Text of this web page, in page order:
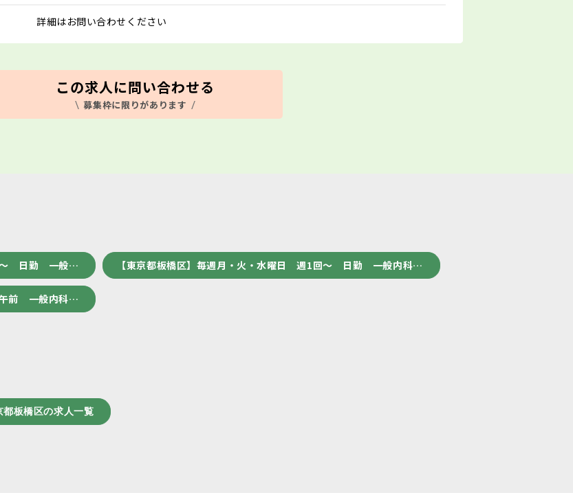
詳細はお問い合わせください
この求人に問い合わせる
募集枠に限りがあります
～ 日勤 一般… 【東京都板橋区】毎週月・火・水曜日 週1回～ 日勤 一般内科…
午前 一般内科…
都板橋区の求人一覧